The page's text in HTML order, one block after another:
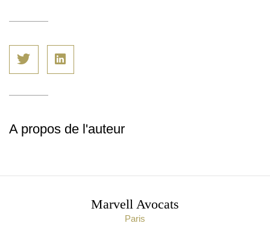
A propos de l'auteur
Marvell Avocats
Paris